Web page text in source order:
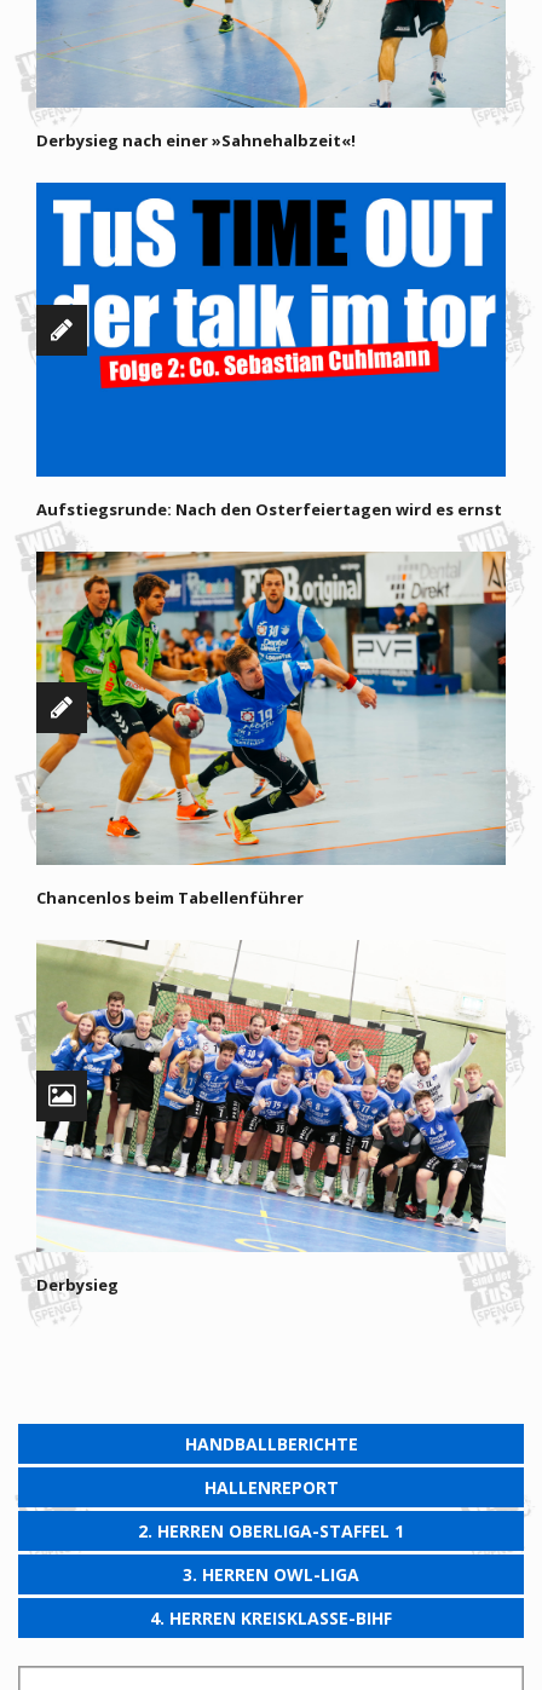
Derbysieg nach einer »Sahnehalbzeit«!
Aufstiegsrunde: Nach den Osterfeiertagen wird es ernst
Chancenlos beim Tabellenführer
Derbysieg
HANDBALLBERICHTE
HALLENREPORT
2. HERREN OBERLIGA-STAFFEL 1
3. HERREN OWL-LIGA
4. HERREN KREISKLASSE-BIHF